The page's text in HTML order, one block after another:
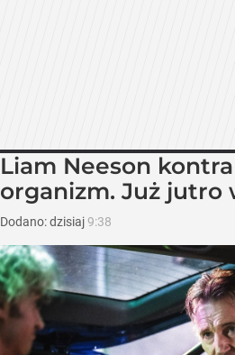
Liam Neeson
organizm. Już jutro
Dodano:dzisiaj 9:38